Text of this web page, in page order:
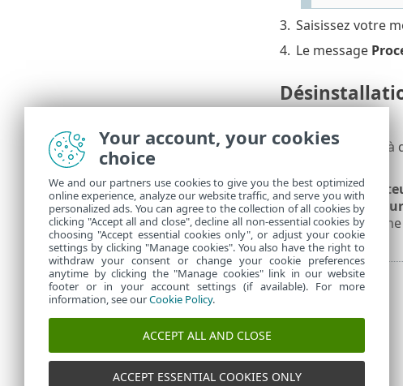
3. Saisissez votre
4. Le message
Pour désinstaller à
• Dans
Endpoint
• Utilisez la
Your account, your cookies
choice
We and our partners use cookies to give you the best optimized
online experience, analyze our website traffic, and serve you with
personalized ads. You can agree to the collection of all cookies by
clicking "Accept all and close", decline all non-essential cookies by
choosing "Accept essential cookies only", or adjust your cookie
settings by clicking "Manage cookies". You also have the right to
withdraw your consent or change your cookie preferences
anytime by clicking the "Manage cookies" link in our website
footer or in your account settings (if available). For more
information, see ourCookie Policy.
ACCEPT ALL AND CLOSE
ACCEPT ESSENTIAL COOKIES ONLY